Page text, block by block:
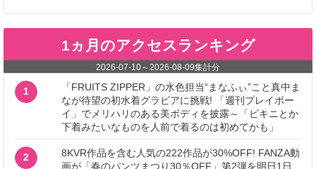
1ヵ月のアクセスランキング
2026-07-10～2026-08-09集計分
1
「FRUITS ZIPPER」の水色担当“まなふぃ”こと真中ま
なが待望の初水着グラビアに挑戦! 「週刊プレイボー
イ」でメリハリのある美ボディを披露～「ビキニとか
下着みたいなものを人前で着るのは初めてかも」
2
8KVR作品を含む人気の222作品が30%OFF! FANZA動
画が「春のパンツまつり30％OFF」第2弾を明日1日